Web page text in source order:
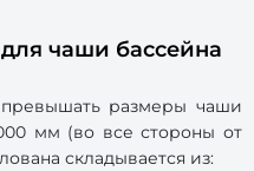
чаши бассейна
размеры чаши
мм (во все стороны от
складывается из: